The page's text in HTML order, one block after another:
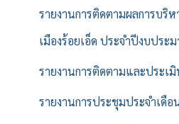
รายงานการติดตามผลการบริห
เมืองร้อยเอ็ด ประจำปีงบประ
รายงานการติดตามและประ
รายงานการประชุมประจำเดือ